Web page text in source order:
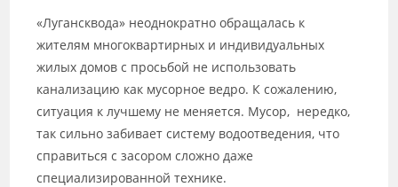
«Лугансквода» неоднократно обращалась к
жителям многоквартирных и индивидуальных
жилых домов с просьбой не использовать
канализацию как мусорное ведро. К сожалению,
ситуация к лучшему не меняется. Мусор, нередко,
так сильно забивает систему водоотведения, что
справиться с засором сложно даже
специализированной технике.